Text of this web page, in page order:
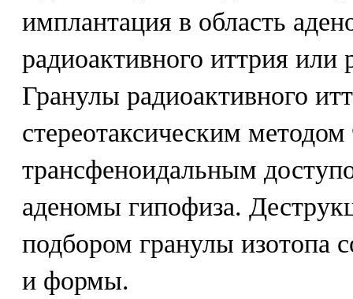
имплантация в область
радиоактивного иттрия или
Гранулы радиоактивного
стереотаксическим методом
трансфеноидальным
аденомы гипофиза.
подбором гранулы изотопа
и формы.